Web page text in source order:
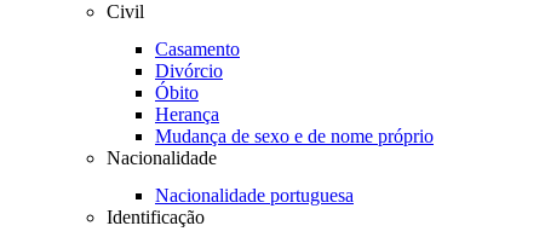
Civil
Casamento
Divórcio
Óbito
Herança
Mudança de sexo e de nome próprio
Nacionalidade
Nacionalidade portuguesa
Identificação